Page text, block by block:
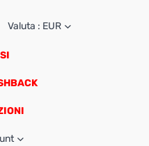
Valuta : EUR